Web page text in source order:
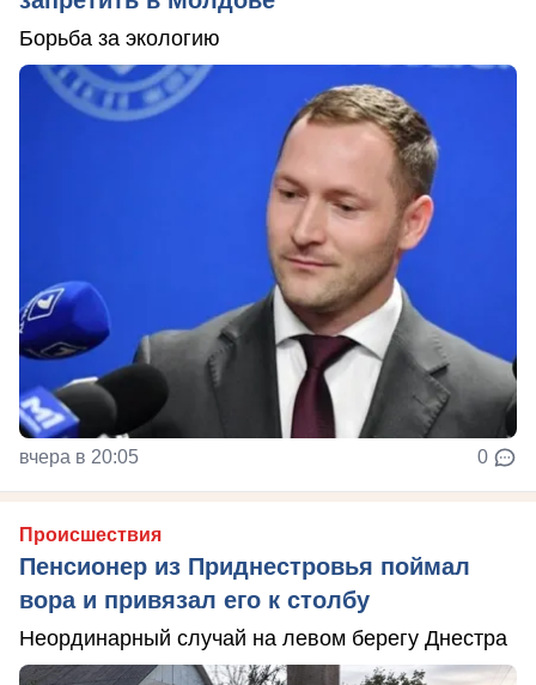
Борьба за экологию
вчера в 20:05 0
Происшествия
Пенсионер из Приднестровья поймал
вора и привязал его к столбу
Неординарный случай на левом берегу Днестра